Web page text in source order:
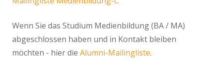
Wenn Sie das Studium Medienbildung (BA / MA)
abgeschlossen haben und in Kontakt bleiben
möchten - hier die Alumni-Mailingliste.